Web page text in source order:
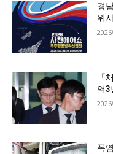
경
위
「
역3
폭